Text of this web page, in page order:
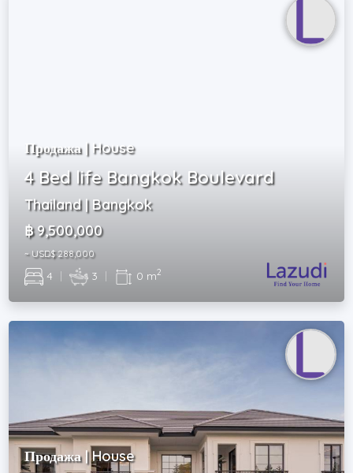
Продажа | House
4 Bed life Bangkok Boulevard
Thailand | Bangkok
฿ 9,500,000
~ USD$ 288,000
4 | 3 | 0 m2
Продажа | House